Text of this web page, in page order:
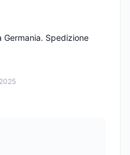
Spedizione